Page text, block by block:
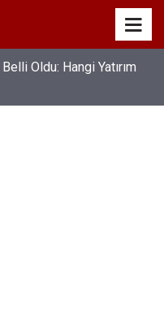
Anlaşması